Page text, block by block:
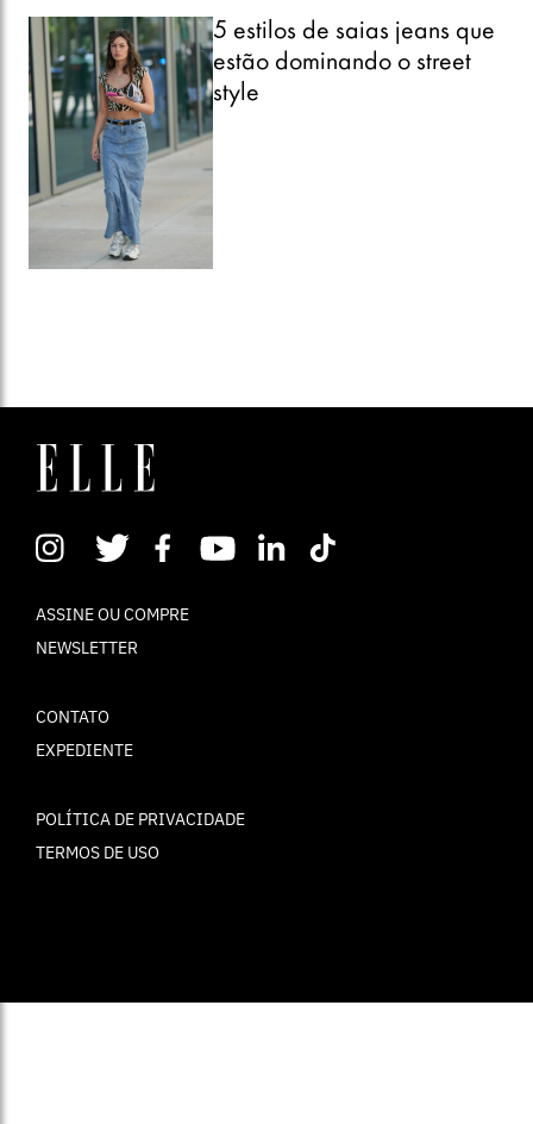
5 estilos de saias jeans que
estão dominando o street
style
ASSINE OU COMPRE
NEWSLETTER
CONTATO
EXPEDIENTE
POLÍTICA DE PRIVACIDADE
TERMOS DE USO